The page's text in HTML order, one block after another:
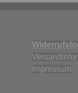
Impressum